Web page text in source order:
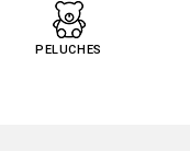
PELUCHES